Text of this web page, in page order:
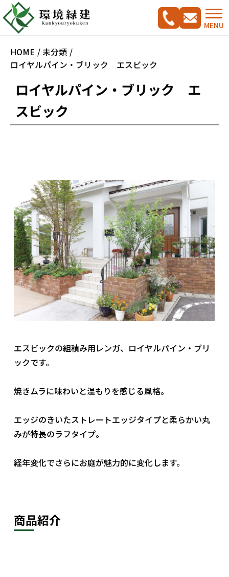
MENU
ガーデンリフォームをご検討の方へ
料金案内
駐車スペース改修特集
会社概要
社員ブログ
採用情報
HOME
未分類
ロイヤルパイン・ブリック エスビック
ロイヤルパイン・ブリック エ
スビック
エスビックの組積み用レンガ、ロイヤルパイン・ブリ
ックです。
焼きムラに味わいと温もりを感じる風格。
エッジのきいたストレートエッジタイプと柔らかい丸
みが特長のラフタイプ。
経年変化でさらにお庭が魅力的に変化します。
商品紹介